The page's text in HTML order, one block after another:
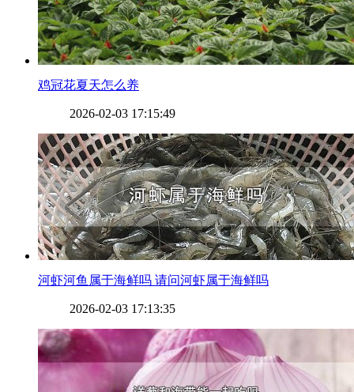
​鸡冠花夏天怎么养
2026-02-03 17:15:49
​河虾河鱼属于海鲜吗 请问河虾属于海鲜吗
2026-02-03 17:13:35